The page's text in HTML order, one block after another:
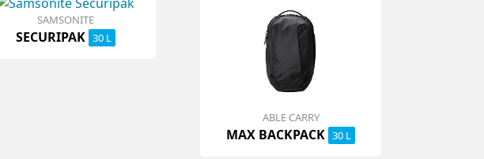
SAMSONITE
SECURIPAK 30 L
ABLE CARRY
MAX BACKPACK 30 L